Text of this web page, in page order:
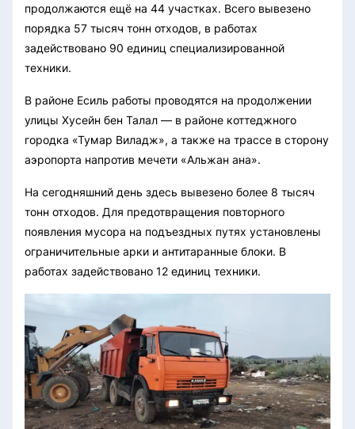
продолжаются ещё на 44 участках. Всего вывезено
порядка 57 тысяч тонн отходов, в работах
задействовано 90 единиц специализированной
техники.
В районе Есиль работы проводятся на продолжении
улицы Хусейн бен Талал — в районе коттеджного
городка «Тумар Виладж», а также на трассе в сторону
аэропорта напротив мечети «Альжан ана».
На сегодняшний день здесь вывезено более 8 тысяч
тонн отходов. Для предотвращения повторного
появления мусора на подъездных путях установлены
ограничительные арки и антитаранные блоки. В
работах задействовано 12 единиц техники.